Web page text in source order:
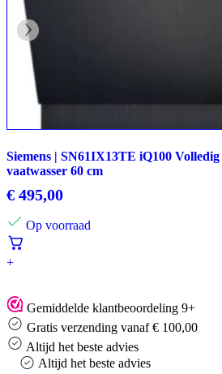
Siemens | SN61IX13TE iQ100
vaatwasser 60 cm
€ 495,00
Op voorraad
+
Gemiddelde klantbeoordeling 9+
Gratis verzending vanaf € 100,00
Altijd het beste advies
Altijd het beste advies